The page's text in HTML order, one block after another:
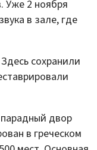
Уже 2 ноября
в зале, где
сохранили
двор
в греческом